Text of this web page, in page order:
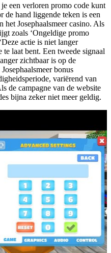
een verloren promo code kunt
de hand liggende teken is een
Josephaalsmeer casino. Als
zoals ‘Ongeldige promo
actie is niet langer
te laat bent. Een tweede signaal
zichtbaar is op de
bonus
variërend van
de campagne van de website
bijna zeker niet meer geldig.